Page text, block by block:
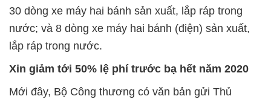
30 dòng xe máy hai bánh sản xuất, lắp ráp trong
nước; và 8 dòng xe máy hai bánh (điện) sản xuất,
lắp ráp trong nước.
Xin giảm tới 50% lệ phí trước bạ hết năm 2020
Mới đây, Bộ Công thương có văn bản gửi Thủ